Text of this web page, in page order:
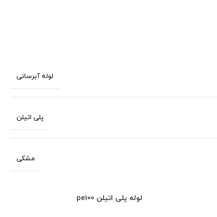
لوله آبرسانی
پلی اتیلن
مشکی
لوله پلی اتیلنpe100